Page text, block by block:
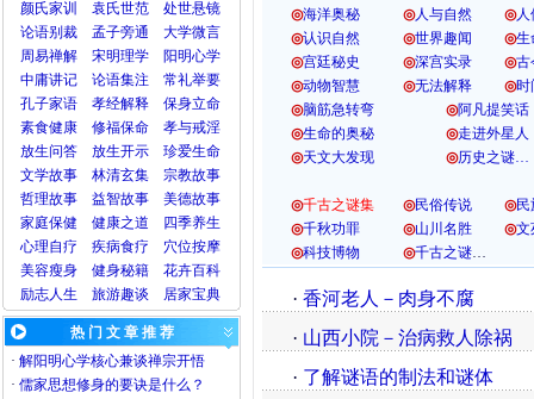
颜氏家训
袁氏世范
处世悬镜
论语别裁
孟子旁通
大学微言
周易禅解
宋明理学
阳明心学
中庸讲记
论语集注
常礼举要
孔子家语
孝经解释
保身立命
素食健康
修福保命
孝与戒淫
放生问答
放生开示
珍爱生命
文学故事
林清玄集
宗教故事
哲理故事
益智故事
美德故事
家庭保健
健康之道
四季养生
心理自疗 疾病食疗 穴位按摩
美容瘦身 健身秘籍 花卉百科
励志人生
旅游趣谈 居家宝典
热 门 文 章 推 荐
· 解阳明心学核心兼谈禅宗开悟
· 儒家思想修身的要诀是什么？
◎海洋奥秘 ◎人与自然 ◎人
◎认识自然 ◎世界趣闻 ◎生
◎宫廷秘史 ◎深宫实录 ◎古
◎动物智慧 ◎无法解释 ◎时
◎脑筋急转弯 ◎阿凡提笑话
◎生命的奥秘 ◎走进外星人
◎天文大发现 ◎历史之谜…
◎千古之谜集 ◎民俗传说 ◎民
◎千秋功罪 ◎山川名胜 ◎文
◎科技博物 ◎千古之谜…
· 香河老人－肉身不腐
· 山西小院－治病救人除祸
· 了解谜语的制法和谜体